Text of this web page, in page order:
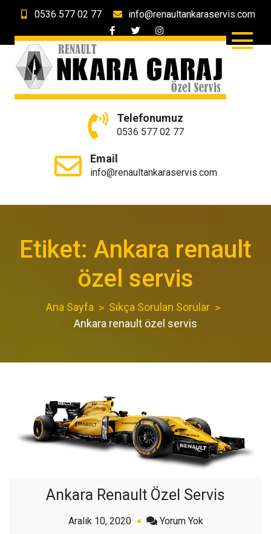
content
0536 577 02 77 info@renaultankaraservis.com
Ankara Garaj Renault &
Dacia Özel Servis
Telefonumuz
0536 577 02 77
Email
info@renaultankaraservis.com
Etiket: Ankara renault
özel servis
Ana Sayfa
Sıkça Sorulan Sorular
Ankara renault özel servis
Ankara Renault Özel Servis
Aralık 10, 2020 Yorum Yokaçık